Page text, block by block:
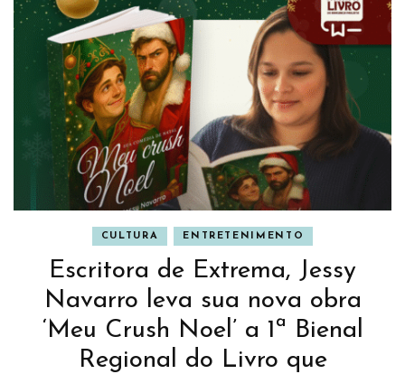
CULTURA ENTRETENIMENTO
Escritora de Extrema, Jessy
Navarro leva sua nova obra
‘Meu Crush Noel’ a 1ª Bienal
Regional do Livro que